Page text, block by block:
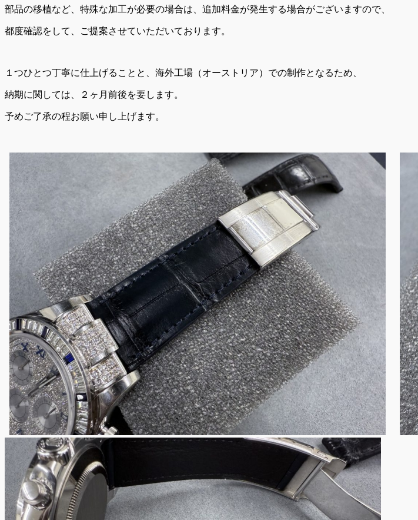
部品の移植など、特殊な加工が必要の場合は、追加料金が発生する場合がございますので、
都度確認をして、ご提案させていただいております。
１つひとつ丁寧に仕上げることと、海外工場（オーストリア）での制作となるため、
納期に関しては、２ヶ月前後を要します。
予めご了承の程お願い申し上げます。